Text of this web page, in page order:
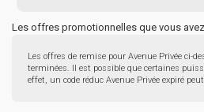
Les offres promotionnelles que vous
Les offres de remise pour Avenue Privée ci-
terminées. Il est possible que certaines
effet, un code réduc Avenue Privée expiré